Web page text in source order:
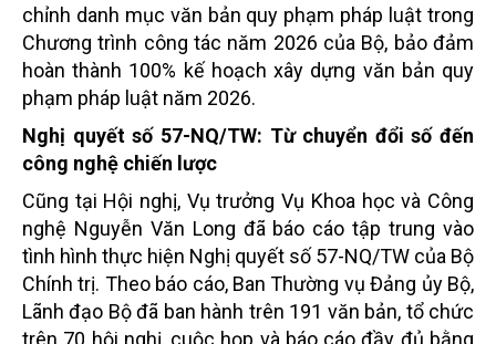
chỉnh danh mục văn bản quy phạm pháp luật trong
Chương trình công tác năm 2026 của Bộ, bảo đảm
hoàn thành 100% kế hoạch xây dựng văn bản quy
phạm pháp luật năm 2026.
Nghị quyết số 57-NQ/TW: Từ chuyển đổi số đến
công nghệ chiến lược
Cũng tại Hội nghị, Vụ trưởng Vụ Khoa học và Công
nghệ Nguyễn Văn Long đã báo cáo tập trung vào
tình hình thực hiện Nghị quyết số 57-NQ/TW của Bộ
Chính trị. Theo báo cáo, Ban Thường vụ Đảng ủy Bộ,
Lãnh đạo Bộ đã ban hành trên 191 văn bản, tổ chức
trên 70 hội nghị, cuộc họp và báo cáo đầy đủ bằng